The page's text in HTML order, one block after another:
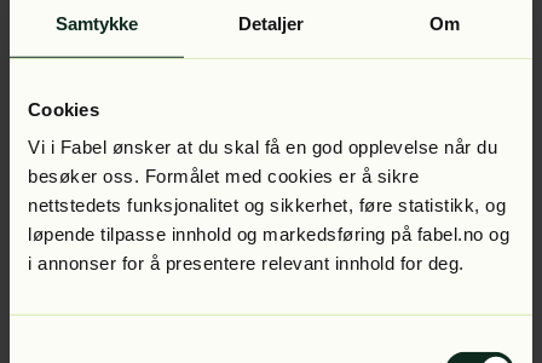
Samtykke Detaljer Om
Cookies
Vi i Fabel ønsker at du skal få en god opplevelse når du
besøker oss. Formålet med cookies er å sikre
nettstedets funksjonalitet og sikkerhet, føre statistikk, og
løpende tilpasse innhold og markedsføring på fabel.no og
i annonser for å presentere relevant innhold for deg.